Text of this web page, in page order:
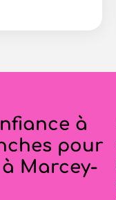
à
pour
Marcey-